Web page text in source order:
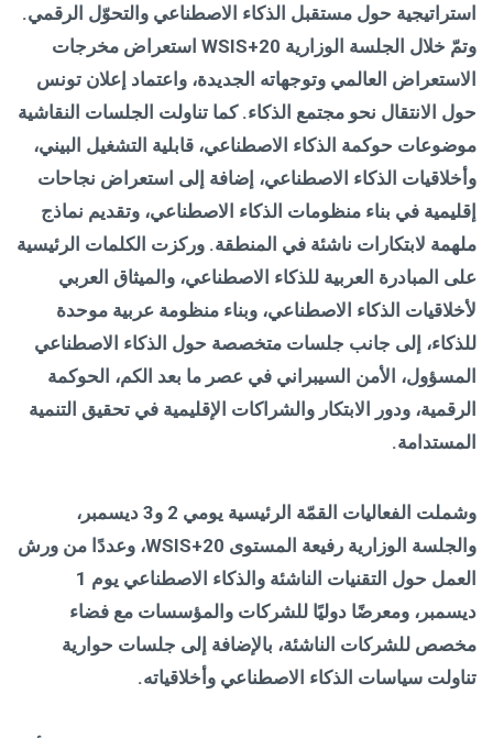
استراتيجية حول مستقبل الذكاء الاصطناعي والتحوّل الرقمي.
وتمّ خلال الجلسة الوزارية
استعراض مخرجات
الاستعراض العالمي وتوجهاته الجديدة، واعتماد إعلان تونس
حول الانتقال نحو مجتمع الذكاء. كما تناولت الجلسات النقاشية
موضوعات حوكمة الذكاء الاصطناعي، قابلية التشغيل البيني،
وأخلاقيات الذكاء الاصطناعي، إضافة إلى استعراض نجاحات
إقليمية في بناء منظومات الذكاء الاصطناعي، وتقديم نماذج
ملهمة لابتكارات ناشئة في المنطقة. وركزت الكلمات الرئيسية
على المبادرة العربية للذكاء الاصطناعي، والميثاق العربي
لأخلاقيات الذكاء الاصطناعي، وبناء منظومة عربية موحدة
للذكاء، إلى جانب جلسات متخصصة حول الذكاء الاصطناعي
المسؤول، الأمن السيبراني في عصر ما بعد الكم، الحوكمة
الرقمية، ودور الابتكار والشراكات الإقليمية في تحقيق التنمية
المستدامة.
وشملت الفعاليات القمّة الرئيسية يومي 2 و3 ديسمبر،
والجلسة الوزارية رفيعة المستوى WSIS+20، وعددًا من ورش
العمل حول التقنيات الناشئة والذكاء الاصطناعي يوم 1
ديسمبر، ومعرضًا دوليًا للشركات والمؤسسات مع فضاء
مخصص للشركات الناشئة، بالإضافة إلى جلسات حوارية
تناولت سياسات الذكاء الاصطناعي وأخلاقياته.